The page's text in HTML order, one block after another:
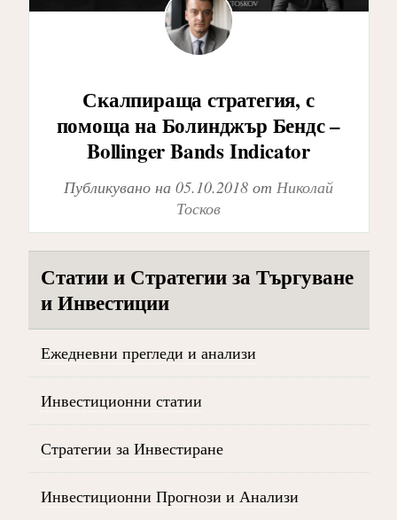
Скалпираща стратегия, с
помоща на Болинджър Бендс –
Bollinger Bands Indicator
Публикувано на 05.10.2018 от Николай
Тосков
Статии и Стратегии за Търгуване
и Инвестиции
Ежедневни прегледи и анализи
Инвестиционни статии
Стратегии за Инвестиране
Инвестиционни Прогнози и Анализи